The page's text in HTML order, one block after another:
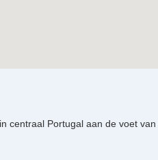
centraal Portugal aan de voet